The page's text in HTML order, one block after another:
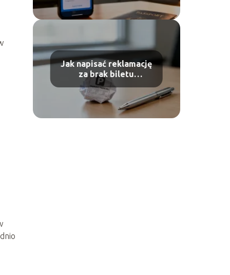
Jak napisać reklamację
za brak biletu
parkingowego?
Poradnik